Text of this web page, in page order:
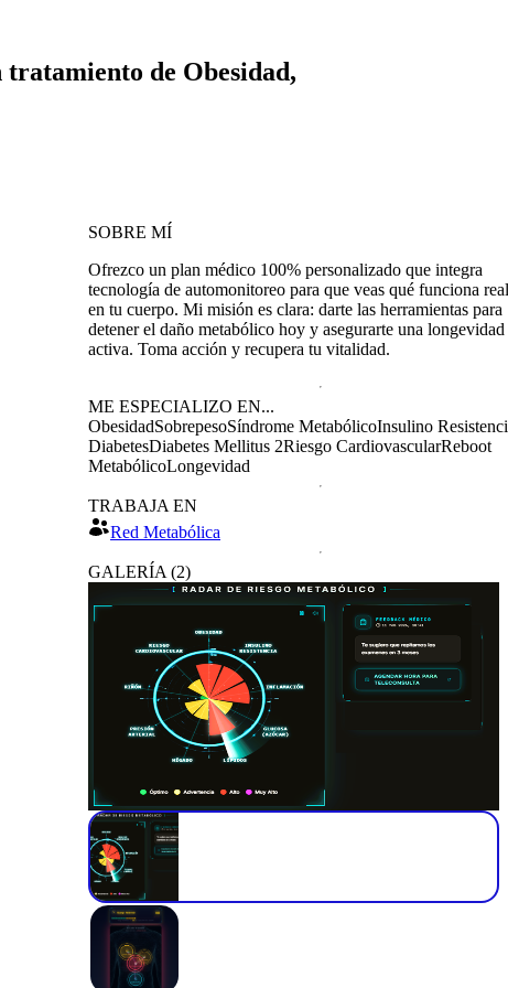
tratamiento de Obesidad,
SOBRE MÍ
Ofrezco un plan médico 100% personalizado que integra
tecnología de automonitoreo para que veas qué funciona
en tu cuerpo. Mi misión es clara: darte las herramientas para
detener el daño metabólico hoy y asegurarte una longevidad
activa. Toma acción y recupera tu vitalidad.
ME ESPECIALIZO EN...
ObesidadSobrepesoSíndrome MetabólicoInsulino
DiabetesDiabetes Mellitus 2Riesgo CardiovascularReboot
MetabólicoLongevidad
TRABAJA EN
Red Metabólica
GALERÍA (2)